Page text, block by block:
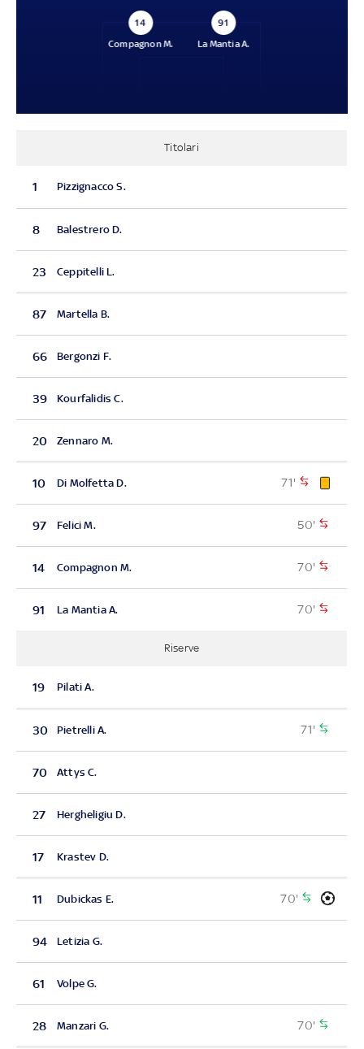
14
Compagnon M.
91
La Mantia A.
Titolari
1 Pizzignacco S.
8 Balestrero D.
23 Ceppitelli L.
87 Martella B.
66 Bergonzi F.
39 Kourfalidis C.
20 Zennaro M.
10 Di Molfetta D. 71'
97 Felici M. 50'
14 Compagnon M. 70'
91 La Mantia A. 70'
Riserve
19 Pilati A.
30 Pietrelli A. 71'
70 Attys C.
27 Hergheligiu D.
17 Krastev D.
11 Dubickas E. 70'
94 Letizia G.
61 Volpe G.
28 Manzari G. 70'